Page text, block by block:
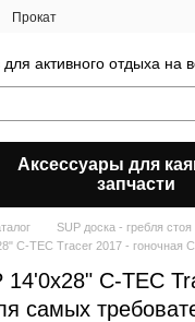
Прокат
активного отдыха на
Аксессуары для
запчасти
SUP доска - гребля стоя
C-TEC Tracer 2017 - гоночная
14'0x28" C-TEC
самых